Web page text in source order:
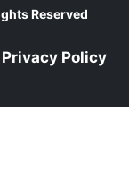
Reserved
Privacy Policy